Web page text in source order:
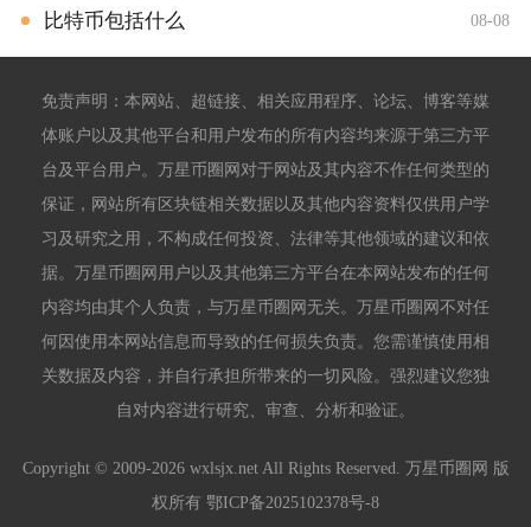
比特币包括什么 08-08
免责声明：本网站、超链接、相关应用程序、论坛、博客等媒
体账户以及其他平台和用户发布的所有内容均来源于第三方平
台及平台用户。万星币圈网对于网站及其内容不作任何类型的
保证，网站所有区块链相关数据以及其他内容资料仅供用户学
习及研究之用，不构成任何投资、法律等其他领域的建议和依
据。万星币圈网用户以及其他第三方平台在本网站发布的任何
内容均由其个人负责，与万星币圈网无关。万星币圈网不对任
何因使用本网站信息而导致的任何损失负责。您需谨慎使用相
关数据及内容，并自行承担所带来的一切风险。强烈建议您独
自对内容进行研究、审查、分析和验证。
Copyright © 2009-2026 wxlsjx.net All Rights Reserved. 万星币圈网 版
权所有 鄂ICP备2025102378号-8